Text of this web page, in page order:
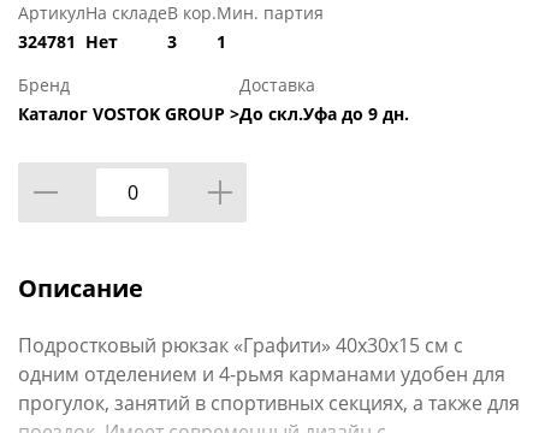
Артикул
324781
На складе
Нет
В кор.
3
Мин. партия
1
Бренд
Каталог VOSTOK GROUP >
Доставка
До скл.Уфа до 9 дн.
Описание
Подростковый рюкзак «Графити» 40х30х15 см с
одним отделением и 4-рьмя карманами удобен для
прогулок, занятий в спортивных секциях, а также для